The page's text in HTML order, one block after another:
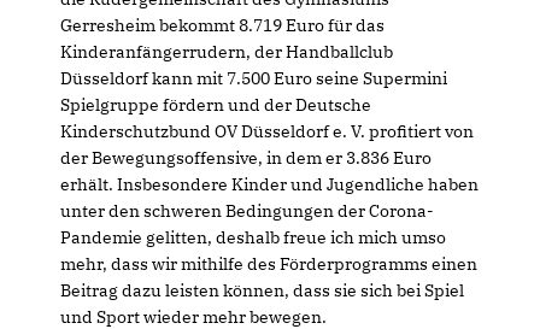
Gerresheim bekommt 8.719 Euro für das
Kinderanfängerrudern, der Handballclub
Düsseldorf kann mit 7.500 Euro seine Supermini
Spielgruppe fördern und der Deutsche
Kinderschutzbund OV Düsseldorf e. V. profitiert von
der Bewegungsoffensive, in dem er 3.836 Euro
erhält. Insbesondere Kinder und Jugendliche haben
unter den schweren Bedingungen der Corona-
Pandemie gelitten, deshalb freue ich mich umso
mehr, dass wir mithilfe des Förderprogramms einen
Beitrag dazu leisten können, dass sie sich bei Spiel
und Sport wieder mehr bewegen.